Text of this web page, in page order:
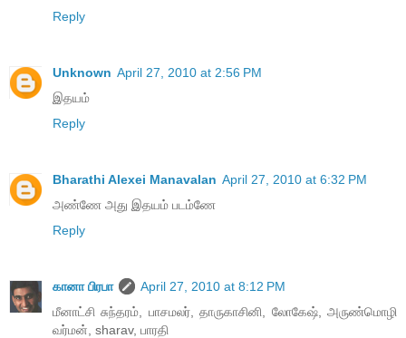
Reply
Unknown April 27, 2010 at 2:56 PM
இதயம்
Reply
Bharathi Alexei Manavalan April 27, 2010 at 6:32 PM
அண்ணே அது இதயம் படம்ணே
Reply
கானா பிரபா
April 27, 2010 at 8:12 PM
மீனாட்சி சுந்தரம், பாசமலர், தாருகாசினி, லோகேஷ், அருண்மொழி
வர்மன், sharav, பாரதி